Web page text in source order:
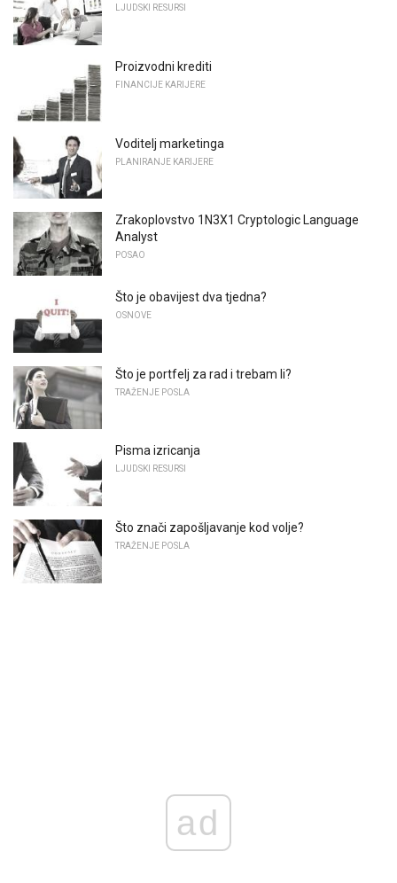
LJUDSKI RESURSI
Proizvodni krediti
FINANCIJE KARIJERE
Voditelj marketinga
PLANIRANJE KARIJERE
Zrakoplovstvo 1N3X1 Cryptologic Language
Analyst
POSAO
Što je obavijest dva tjedna?
OSNOVE
Što je portfelj za rad i trebam li?
TRAŽENJE POSLA
Pisma izricanja
LJUDSKI RESURSI
Što znači zapošljavanje kod volje?
TRAŽENJE POSLA
ad